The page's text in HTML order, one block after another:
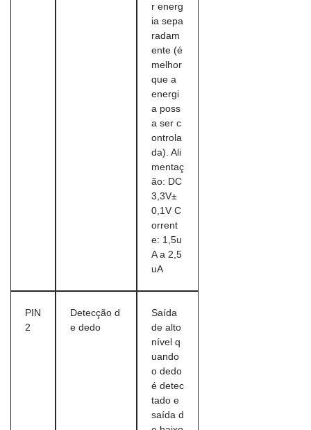
r energ
ia sepa
radam
ente (é
melhor
que a
energi
a poss
a ser c
ontrola
da). Ali
mentaç
ão: DC
3,3V±
0,1V C
orrent
e: 1,5u
A a 2,5
uA
PIN
2
Detecção d
e dedo
Saída
de alto
nível q
uando
o dedo
é detec
tado e
saída d